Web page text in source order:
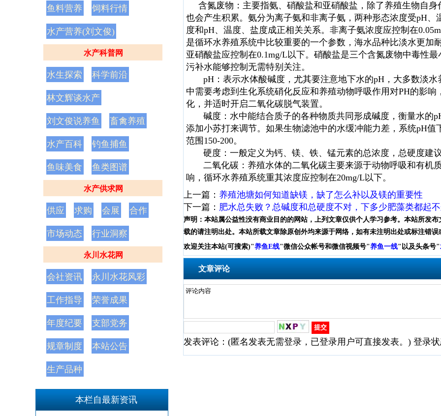
鱼料营养 饲料行情
水产营养(刘文俊)
水产科普网
水生探索 科学前沿
林文辉谈水产
刘文俊说养鱼 畜禽养殖
水产百科 钓鱼捕鱼
鱼味美食 鱼类图谱
水产供求网
供应 求购 会展 合作
市场动态 行业洞察
永川水花网
会社资讯 永川水花风彩
工作指导 荣誉成果
年度纪要 支部党务
规章制度 本站公告
生产品种
本栏自最新资讯
含氮废物：主要指氨、硝酸盐和亚硝酸盐，除了养殖生物自身
也会产生积累。氨分为离子氨和非离子氨，两种形态浓度受pH
度和pH、温度、盐度成正相关关系。非离子氨浓度应控制在
是循环水养殖系统中比较重要的一个参数，海水品种比淡水更加
亚硝酸盐应控制在0.1mg/L以下。硝酸盐是三个含氮废物中毒性
污补水能够控制无需特别关注。
pH：表示水体酸碱度，尤其要注意地下水的pH，大多数淡水
中需要考虑到生化系统硝化反应和养殖动物呼吸作用对PH的影
化，并适时开启二氧化碳脱气装置。
碱度：水中能结合质子的各种物质共同形成碱度，衡量水的
添加小苏打来调节。如果生物滤池中的水缓冲能力差，系统pH
范围150-200。
硬度：一般定义为钙、镁、铁、锰元素的总浓度，总硬度建议
二氧化碳：养殖水体的二氧化碳主要来源于动物呼吸和有机
响，循环水养殖系统重其浓度应控制在20mg/L以下。
上一篇： 养殖池塘如何知道缺镁，缺了怎么补以及镁的重要性
下一篇： 肥水总失败？总碱度和总硬度不对，下多少肥藻类都起
声明： 本站属公益性没有商业目的的网站，上列文章仅供个人学习参考。本站所发
载的请注明出处。本站所载文章除原创外均来源于网络，如有未注明出处或标注错
欢迎关注本站(可搜索)"养鱼E线"微信公众帐号和微信视频号"养鱼一线"以及头条号"
文章评论
发表评论：(匿名发表无需登录，已登录用户可直接发表。) 登录状